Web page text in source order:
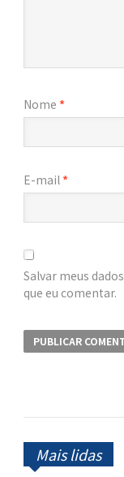
Nome *
E-mail *
Salvar meus
que eu comentar.
Mais lidas